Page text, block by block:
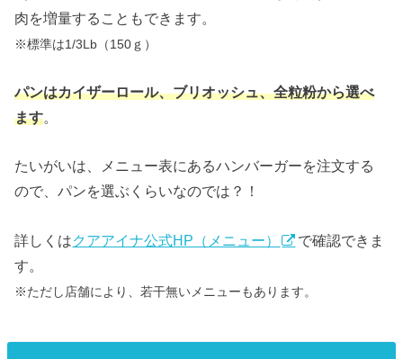
肉を増量することもできます。
※標準は1/3Lb（150ｇ）
パンはカイザーロール、ブリオッシュ、全粒粉から選べ
ます。
たいがいは、メニュー表にあるハンバーガーを注文する
ので、パンを選ぶくらいなのでは？！
詳しくはクアアイナ公式HP（メニュー）
で確認できま
す。
※ただし店舗により、若干無いメニューもあります。